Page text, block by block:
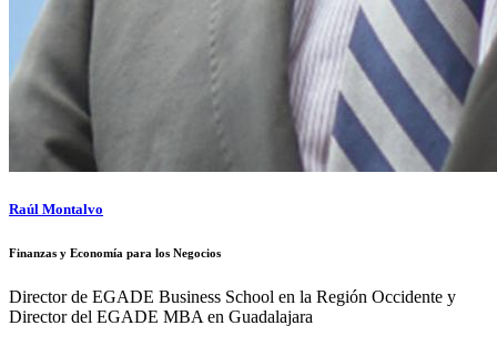
Raúl Montalvo
Finanzas y Economía para los Negocios
Director de EGADE Business School en la Región Occidente y
Director del EGADE MBA en Guadalajara